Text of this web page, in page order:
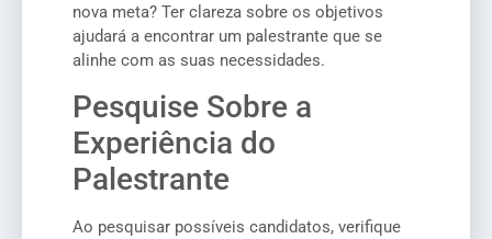
nova meta? Ter clareza sobre os objetivos
ajudará a encontrar um palestrante que se
alinhe com as suas necessidades.
Pesquise Sobre a
Experiência do
Palestrante
Ao pesquisar possíveis candidatos, verifique